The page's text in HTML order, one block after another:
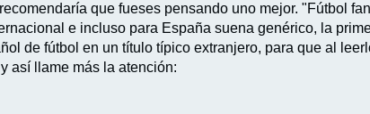
que fueses pensando uno mejor. "Fútbol
e incluso para España suena genérico, la
de fútbol en un título típico extranjero, para que al
así llame más la atención: